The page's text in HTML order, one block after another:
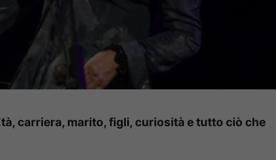
carriera, marito, figli, curiosità e tutto ciò che